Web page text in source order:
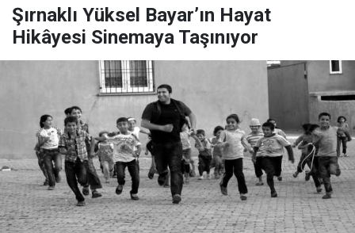
Şırnaklı Yüksel Bayar’ın Hayat
Hikâyesi Sinemaya Taşınıyor